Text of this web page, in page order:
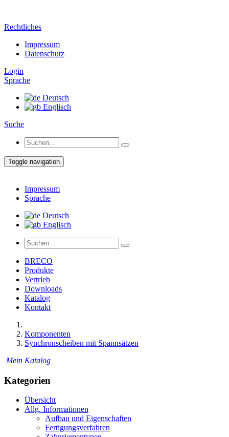
Rechtliches
Impressum
Datenschutz
Login
Sprache
Deutsch
Englisch
Suche
Toggle navigation
Impressum
Sprache
Deutsch
Englisch
BRECO
Produkte
Vertrieb
Downloads
Katalog
Kontakt
Komponenten
Synchronscheiben mit Spannsätzen
Mein Katalog
Kategorien
Übersicht
Allg. Informationen
Aufbau und Eigenschaften
Fertigungsverfahren